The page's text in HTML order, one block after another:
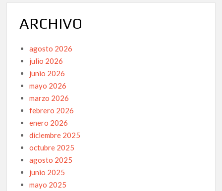
ARCHIVO
agosto 2026
julio 2026
junio 2026
mayo 2026
marzo 2026
febrero 2026
enero 2026
diciembre 2025
octubre 2025
agosto 2025
junio 2025
mayo 2025